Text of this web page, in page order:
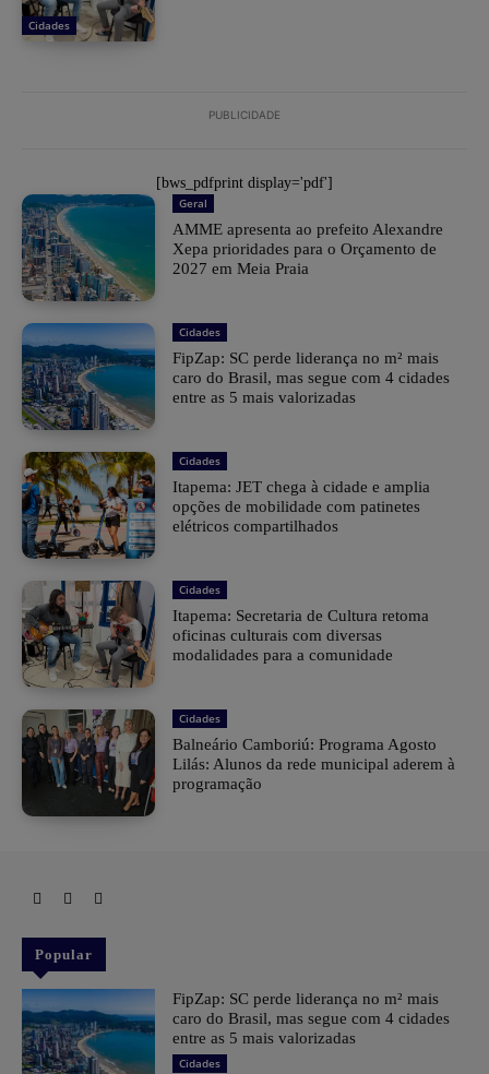
Cidades
PUBLICIDADE
[bws_pdfprint display='pdf']
Geral
AMME apresenta ao prefeito Alexandre
Xepa prioridades para o Orçamento de
2027 em Meia Praia
Cidades
FipZap: SC perde liderança no m² mais
caro do Brasil, mas segue com 4 cidades
entre as 5 mais valorizadas
Cidades
Itapema: JET chega à cidade e amplia
opções de mobilidade com patinetes
elétricos compartilhados
Cidades
Itapema: Secretaria de Cultura retoma
oficinas culturais com diversas
modalidades para a comunidade
Cidades
Balneário Camboriú: Programa Agosto
Lilás: Alunos da rede municipal aderem à
programação
Popular
FipZap: SC perde liderança no m² mais
caro do Brasil, mas segue com 4 cidades
entre as 5 mais valorizadas
Cidades